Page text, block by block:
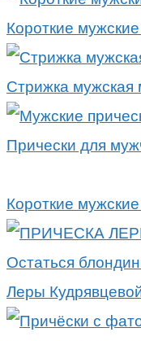
Короткие
Стрижка
Прически для
Короткие
Остаться
Леры